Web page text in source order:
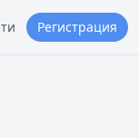
Регистрация